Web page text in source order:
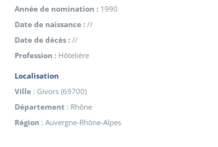
Année de nomination : 1990
Date de naissance : //
Date de décès : //
Profession : Hôtelière
Localisation
Ville : Givors (69700)
Département : Rhône
Région : Auvergne-Rhône-Alpes